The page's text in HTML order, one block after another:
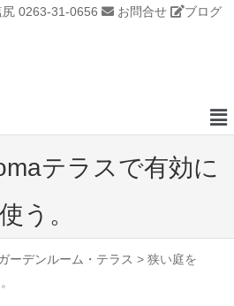
0263-31-0656 お問合せ
ブログ
テラスで有効に
使う。
ーデンルーム・テラス > 狭い庭を